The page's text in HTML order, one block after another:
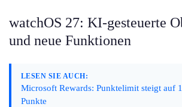
watchOS 27: KI-gesteuerte
und neue Funktionen
LESEN SIE AUCH:
Microsoft Rewards: Punktelimit steigt auf
Punkte